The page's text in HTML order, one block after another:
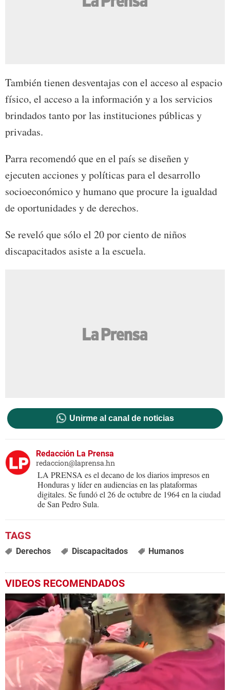
También tienen desventajas con el acceso al espacio
físico, el acceso a la información y a los servicios
brindados tanto por las instituciones públicas y
privadas.
Parra recomendó que en el país se diseñen y
ejecuten acciones y políticas para el desarrollo
socioeconómico y humano que procure la igualdad
de oportunidades y de derechos.
Se reveló que sólo el 20 por ciento de niños
discapacitados asiste a la escuela.
Unirme al canal de noticias
Redacción La Prensa
redaccion@laprensa.hn
LA PRENSA es el decano de los diarios impresos en
Honduras y líder en audiencias en las plataformas
digitales. Se fundó el 26 de octubre de 1964 en la ciudad
de San Pedro Sula.
Derechos Discapacitados Humanos
VIDEOS RECOMENDADOS